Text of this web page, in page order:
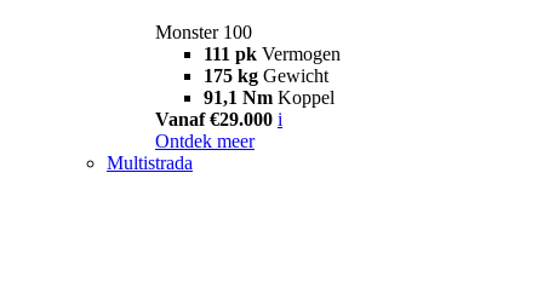
Monster 100
111 pk Vermogen
175 kg Gewicht
91,1 Nm Koppel
Vanaf €29.000 i
Ontdek meer
Multistrada